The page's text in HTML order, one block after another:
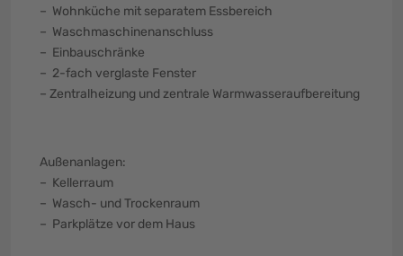
– Wohnküche mit separatem Essbereich
– Waschmaschinenanschluss
– Einbauschränke
– 2-fach verglaste Fenster
– Zentralheizung und zentrale Warmwasseraufbereitung
Außenanlagen:
– Kellerraum
– Wasch- und Trockenraum
– Parkplätze vor dem Haus